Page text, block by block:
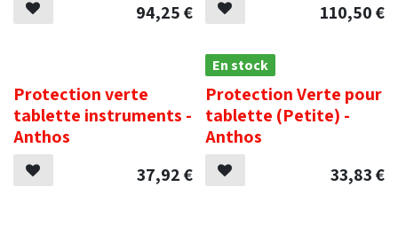
94,25€
110,50€
Protection verte
tablette instruments -
Anthos
37,92€
En stock
Protection Verte pour
tablette (Petite) -
Anthos
33,83€